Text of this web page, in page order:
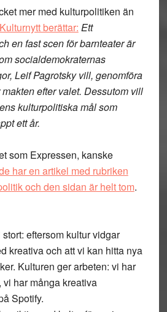
mer med kulturpolitiken än
berättar: Ett
en fast scen för barnteater är
socialdemokraternas
Leif Pagrotsky vill, genomföra
efter valet. Dessutom vill
kulturpolitiska mål som
ett år.
som Expressen, kanske
har en artikel med rubriken
och den sidan är helt tom.
eftersom kultur vidgar
kreativa och att vi kan hitta nya
Kulturen ger arbeten: vi har
har många kreativa
Spotify.